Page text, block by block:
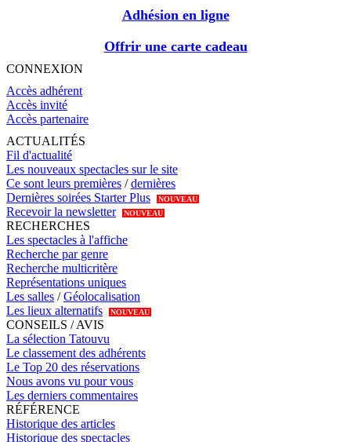
Adhésion en ligne
Offrir une carte cadeau
CONNEXION
Accès adhérent
Accès invité
Accès partenaire
ACTUALITÉS
Fil d'actualité
Les nouveaux spectacles sur le site
Ce sont leurs premières /dernières
Dernières soirées Starter Plus
NOUVEAU
Recevoir la newsletter NOUVEAU
RECHERCHES
Les spectacles à l'affiche
Recherche par genre
Recherche multicritère
Représentations uniques
Les salles /Géolocalisation
Les lieux alternatifs
NOUVEAU
CONSEILS / AVIS
La sélection Tatouvu
Le classement des adhérents
Le Top 20 des réservations
Nous avons vu pour vous
Les derniers commentaires
RÉFÉRENCE
Historique des articles
Historique des spectacles